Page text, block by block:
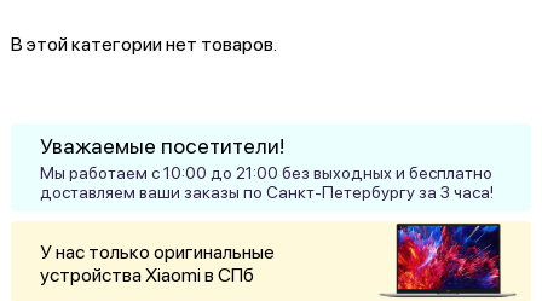
В этой категории нет товаров.
Уважаемые посетители!
Мы работаем с 10:00 до 21:00 без выходных и бесплатно
доставляем ваши заказы по Санкт-Петербургу за 3 часа!
У нас только оригинальные
устройства Xiaomi в СПб